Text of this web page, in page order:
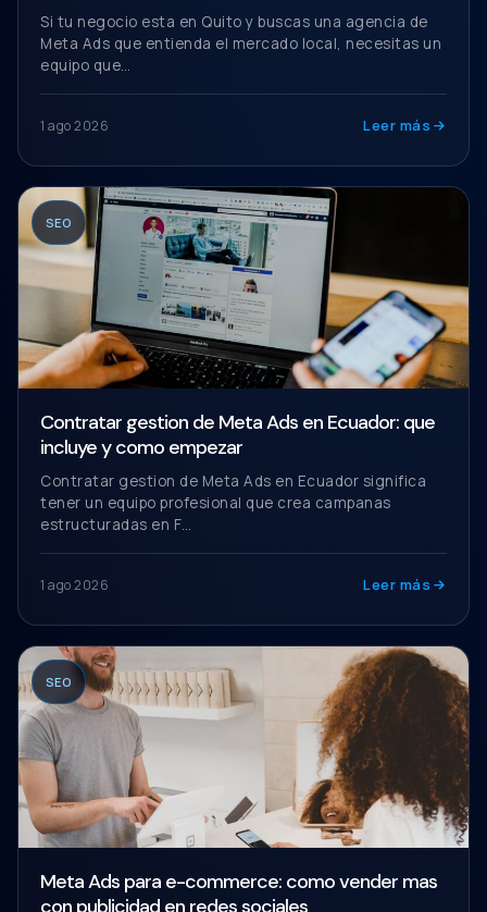
Si tu negocio esta en Quito y buscas una agencia de
Meta Ads que entienda el mercado local, necesitas un
equipo que…
1 ago 2026 Leer más
SEO
Contratar gestion de Meta Ads en Ecuador: que
incluye y como empezar
Contratar gestion de Meta Ads en Ecuador significa
tener un equipo profesional que crea campanas
estructuradas en F…
1 ago 2026 Leer más
SEO
Meta Ads para e-commerce: como vender mas
con publicidad en redes sociales